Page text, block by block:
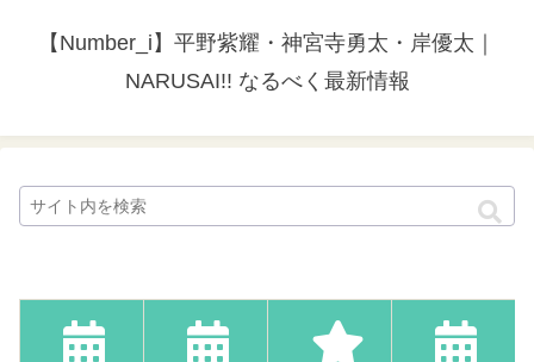
【Number_i】平野紫耀・神宮寺勇太・岸優太｜
NARUSAI!! なるべく最新情報